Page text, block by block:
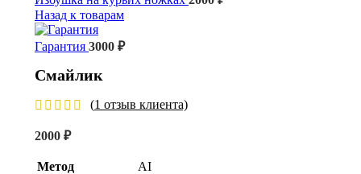
Назад к товарам
Гарантия 3000 ₽
Смайлик
(1 отзыв клиента)
2000 ₽
Метод AI